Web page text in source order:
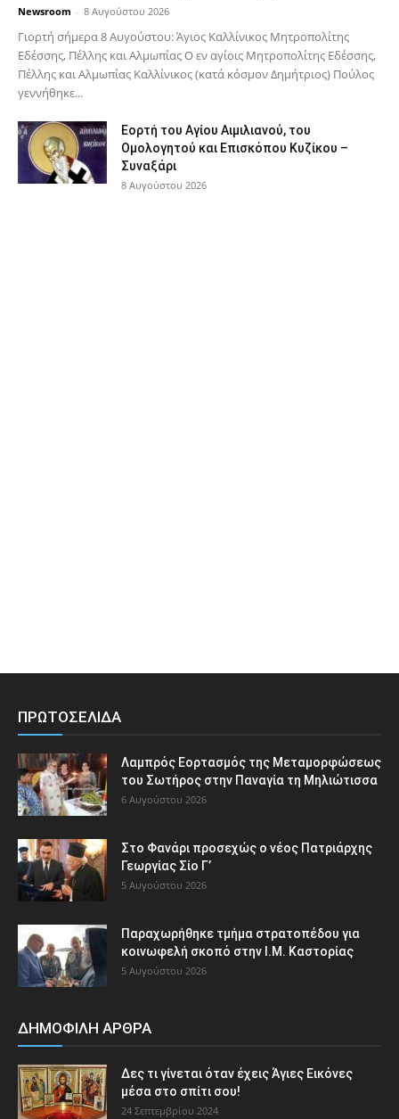
Newsroom - 8 Αυγούστου 2026
Γιορτή σήμερα 8 Αυγούστου: Άγιος Καλλίνικος Μητροπολίτης
Εδέσσης, Πέλλης και Αλμωπίας Ο εν αγίοις Μητροπολίτης Εδέσσης,
Πέλλης και Αλμωπίας Καλλίνικος (κατά κόσμον Δημήτριος) Πούλος
γεννήθηκε...
Εορτή του Αγίου Αιμιλιανού, του
Ομολογητού και Επισκόπου Κυζίκου –
Συναξάρι
8 Αυγούστου 2026
ΠΡΩΤΟΣΕΛΙΔΑ
Λαμπρός Εορτασμός της Μεταμορφώσεως
του Σωτήρος στην Παναγία τη Μηλιώτισσα
6 Αυγούστου 2026
Στο Φανάρι προσεχώς ο νέος Πατριάρχης
Γεωργίας Σίο Γ’
5 Αυγούστου 2026
Παραχωρήθηκε τμήμα στρατοπέδου για
κοινωφελή σκοπό στην Ι.Μ. Καστορίας
5 Αυγούστου 2026
ΔΗΜΟΦΙΛΗ ΑΡΘΡΑ
Δες τι γίνεται όταν έχεις Άγιες Εικόνες
μέσα στο σπίτι σου!
24 Σεπτεμβρίου 2024